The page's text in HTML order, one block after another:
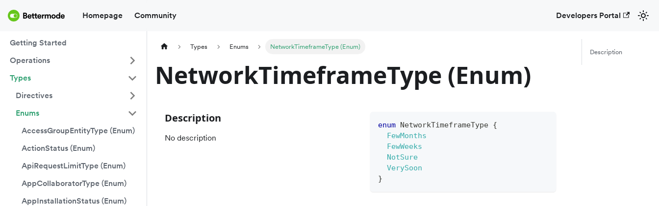
Homepage Community Developers Portal
Getting Started
Operations
Types
Directives
Enums
AccessGroupEntityType (Enum)
ActionStatus (Enum)
ApiRequestLimitType (Enum)
AppCollaboratorType (Enum)
AppInstallationStatus (Enum)
Types Enums NetworkTimeframeType (Enum)
NetworkTimeframeType (Enum)
Description
No description
enum NetworkTimeframeType {
FewMonths
FewWeeks
NotSure
VerySoon
}
Description